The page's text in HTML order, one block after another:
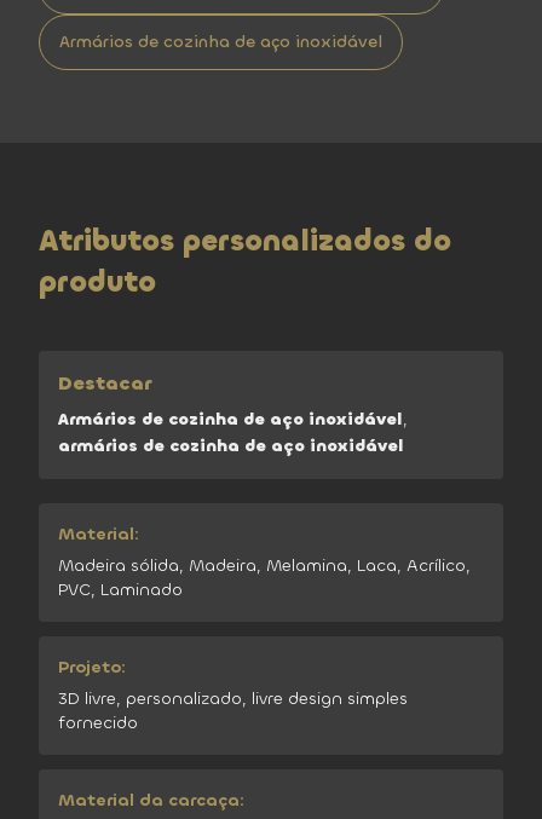
Armários de cozinha de aço inoxidável
Atributos personalizados do
produto
Destacar
Armários de cozinha de aço inoxidável,
armários de cozinha de aço inoxidável
Material:
Madeira sólida, Madeira, Melamina, Laca, Acrílico,
PVC, Laminado
Projeto:
3D livre, personalizado, livre design simples
fornecido
Material da carcaça: